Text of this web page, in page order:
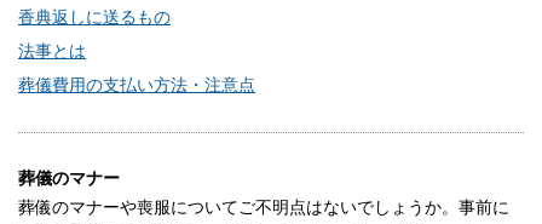
香典返しに送るもの
法事とは
葬儀費用の支払い方法・注意点
葬儀のマナー
葬儀のマナーや喪服についてご不明点はないでしょうか。事前に